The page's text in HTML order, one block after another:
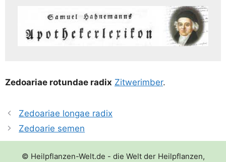
Zedo­ariae rotun­dae radix Zit­we­r­im­ber.
Zedoariae longae radix
Zedoarie semen
© Heilpflanzen-Welt.de - die Welt der Heilpflanzen,